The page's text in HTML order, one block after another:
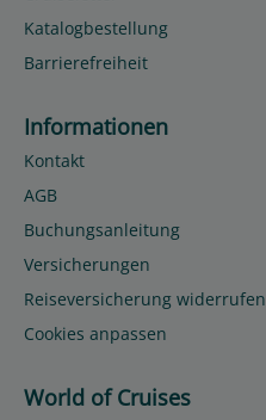
Katalogbestellung
Barrierefreiheit
Informationen
Kontakt
AGB
Buchungsanleitung
Versicherungen
Reiseversicherung widerrufen
Cookies anpassen
World of Cruises